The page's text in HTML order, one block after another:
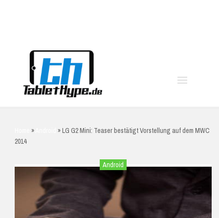
» »LG G2 Mini: Teaser bestätigt Vorstellung auf dem MWC
2014
Android